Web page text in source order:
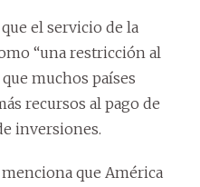
el servicio de la
“una restricción al
muchos países
recursos al pago de
inversiones.
que América